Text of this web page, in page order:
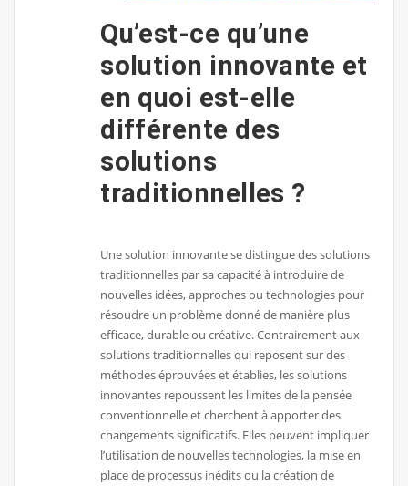
Qu’est-ce qu’une
solution innovante et
en quoi est-elle
différente des
solutions
traditionnelles ?
Une solution innovante se distingue des solutions
traditionnelles par sa capacité à introduire de
nouvelles idées, approches ou technologies pour
résoudre un problème donné de manière plus
efficace, durable ou créative. Contrairement aux
solutions traditionnelles qui reposent sur des
méthodes éprouvées et établies, les solutions
innovantes repoussent les limites de la pensée
conventionnelle et cherchent à apporter des
changements significatifs. Elles peuvent impliquer
l’utilisation de nouvelles technologies, la mise en
place de processus inédits ou la création de